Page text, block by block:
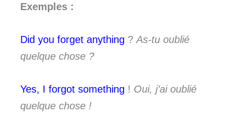
Exemples :
Did you forget anything ? As-tu oublié
quelque chose ?
Yes, I forgot something ! Oui, j’ai oublié
quelque chose !